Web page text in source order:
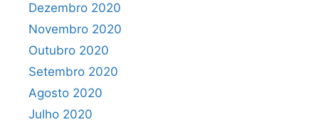
Dezembro 2020
Novembro 2020
Outubro 2020
Setembro 2020
Agosto 2020
Julho 2020